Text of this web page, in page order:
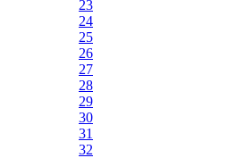
23
24
25
26
27
28
29
30
31
32